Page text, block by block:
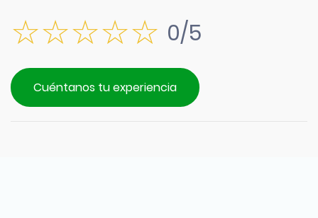
0/5
Cuéntanos tu experiencia